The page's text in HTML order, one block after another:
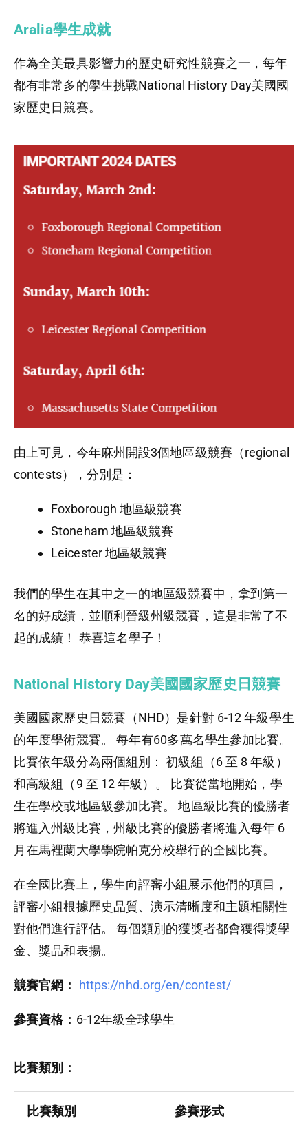
Aralia學生成就
作為全美最具影響力的歷史研究性競賽之一，每年
都有非常多的學生挑戰National History Day美國國
家歷史日競賽。
由上可見，今年麻州開設3個地區級競賽（regional
contests），分別是：
Foxborough 地區級競賽
Stoneham 地區級競賽
Leicester 地區級競賽
我們的學生在其中之一的地區級競賽中，拿到第一
名的好成績，並順利晉級州級競賽，這是非常了不
起的成績！ 恭喜這名學子！
National History Day美國國家歷史日競賽
美國國家歷史日競賽（NHD）是針對 6-12 年級學生
的年度學術競賽。 每年有60多萬名學生參加比賽。
比賽依年級分為兩個組別： 初級組（6 至 8 年級）
和高級組（9 至 12 年級）。 比賽從當地開始，學
生在學校或地區級參加比賽。 地區級比賽的優勝者
將進入州級比賽，州級比賽的優勝者將進入每年 6
月在馬裡蘭大學學院帕克分校舉行的全國比賽。
在全國比賽上，學生向評審小組展示他們的項目，
評審小組根據歷史品質、演示清晰度和主題相關性
對他們進行評估。 每個類別的獲獎者都會獲得獎學
金、獎品和表揚。
競賽官網： https://nhd.org/en/contest/
參賽資格： 6-12年級全球學生
比賽類別：
比賽類別 參賽形式